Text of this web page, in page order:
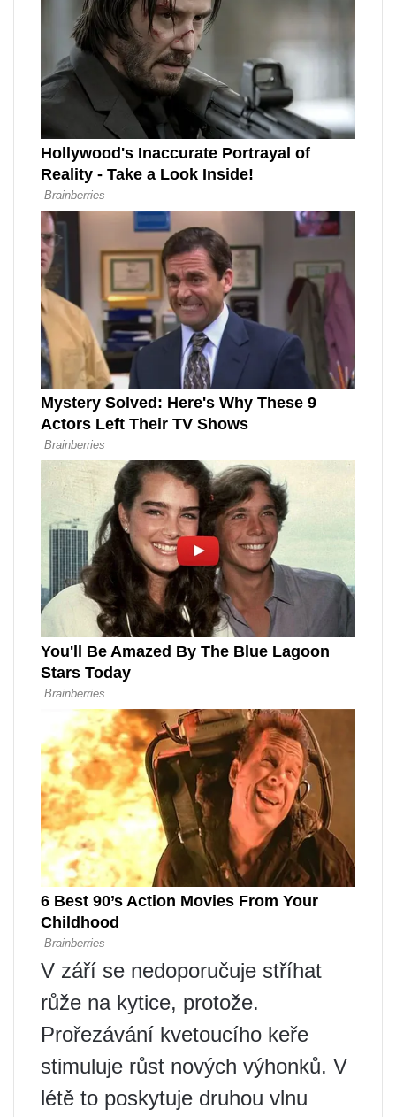
V září se nedoporučuje stříhat
růže na kytice, protože.
Prořezávání kvetoucího keře
stimuluje růst nových výhonků. V
létě to poskytuje druhou vlnu